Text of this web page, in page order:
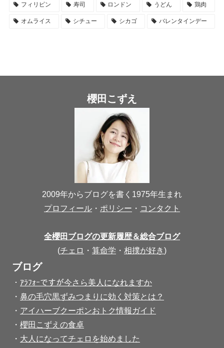
フィリピン 寿司 ロンドン うどん 鶏肉
オムライス シチュー シカゴ バレンタインデー
櫻田こずえ
2009年からブログを書く1975年生まれ
プロフィール ・ ポリシー ・ コンタクト
全櫻田ブログの更新履歴＆総合ブログ
(チェロ ・ 算命学 ・ 相撲が好き)
ブログ
・ ｱﾗﾌｫｰですが今さら美人になれますか
・ 鼻の毛穴黒ずみつまりに効く対策とは？
・ アイハーブクーポンおトク情報ガイド
・ 櫻田こずえの食卓
・ 大人になってチェロを始めました